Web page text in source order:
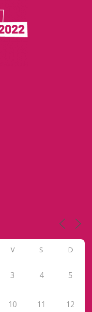
V S D
3 4 5
10 11 12